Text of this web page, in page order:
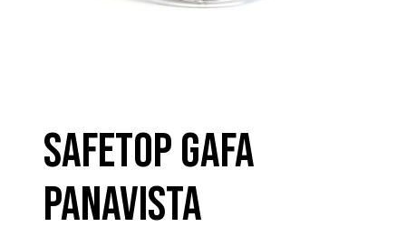
SAFETOP GAFA
PANAVISTA